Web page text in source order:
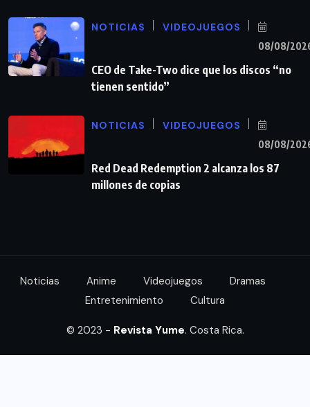
NOTICIAS VIDEOJUEGOS
08/08/
CEO de Take-Two dice que los discos “no
tienen sentido”
NOTICIAS VIDEOJUEGOS
08/08/
Red Dead Redemption 2 alcanza los 87
millones de copias
Noticias Anime Videojuegos
Dramas
Entretenimiento
Cultura
© 2023 - Revista Yume. Costa Rica.